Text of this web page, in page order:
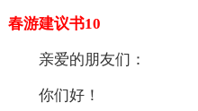
春游建议书10
亲爱的朋友们：
你们好！